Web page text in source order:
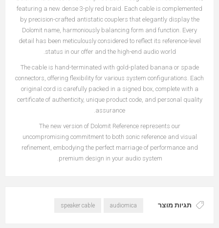
featuring a new dense 3-ply red braid. Each cable is complemented
by precision-crafted antistatic couplers that elegantly display the
Dolomit name, harmoniously balancing form and function. Every
detail has been meticulously considered to reflect its reference-level
status in our offer and the high-end audio world.
The cable is hand-terminated with gold-plated banana or spade
connectors, offering flexibility for various system configurations. Each
original cord is carefully packed in a signed box, complete with a
certificate of authenticity, unique product code, and personal quality
assurance.
The new version of Dolomit Reference represents our
uncompromising commitment to both sonic reference and visual
refinement, embodying the perfect marriage of performance and
premium design in your audio system.
תגיות מוצר audiomica
speaker cable